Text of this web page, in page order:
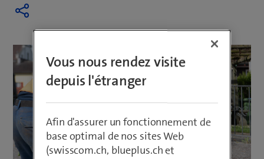
Vous nous rendez visite
depuis l'étranger
Afin d'assurer un fonctionnement de
base optimal de nos sites Web
(swisscom.ch, blueplus.ch et